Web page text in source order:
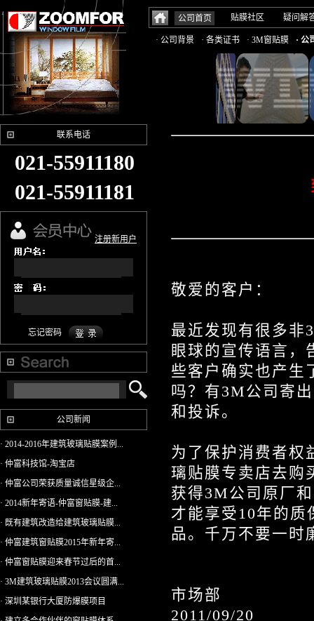
公司首页 贴膜社区 疑问解
· 公司背景 · 各类证书 · 3M窗贴膜 · 公
联系电话
021-55911180
021-55911181
注册新用户
忘记密码
公司新闻
· 2014-2016年建筑玻璃贴膜案例...
· 仲富科技馆-淘宝店
· 仲富公司荣获质量诚信星级企...
· 2014新年寄语-仲富窗贴膜-建...
· 既有建筑改造给建筑玻璃贴膜...
· 仲富建筑窗贴膜2015年新年寄...
· 仲富窗贴膜迎来春节过后的首...
· 3M建筑玻璃贴膜2013会议圆满...
· 深圳某银行大厦防爆膜项目
敬爱的客户：
最近发现有很多非
眼球的宣传语言，
些客户确实也产生
吗？有3M公司寄
和投诉。
为了保护消费者权
璃贴膜专卖店去购
获得3M公司原厂
才能享受10年的
品。千万不要一时
市场部
2011/09/20